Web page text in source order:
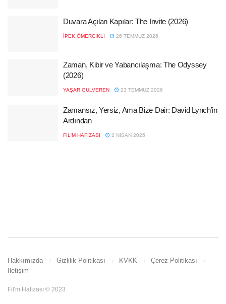
Duvara Açılan Kapılar: The Invite (2026)
İPEK ÖMERCIKLI 26 TEMMUZ 2026
Zaman, Kibir ve Yabancılaşma: The Odyssey
(2026)
YAŞAR GÜLVEREN 23 TEMMUZ 2026
Zamansız, Yersiz, Ama Bize Dair: David Lynch’in
Ardından
FIL'M HAFIZASI 2 NISAN 2025
Hakkımızda Gizlilik Politikası KVKK
Çerez Politikası
İletişim
Fil'm Hafızası © 2023